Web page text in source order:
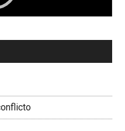
01:04
Corporación